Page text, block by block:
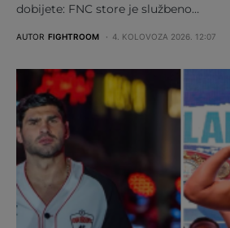
dobijete: FNC store je službeno…
AUTOR FIGHTROOM 4. KOLOVOZA 2026. 12:07